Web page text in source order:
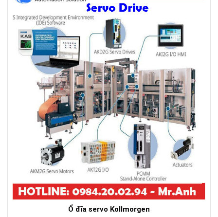
Ổ đĩa servo Kollmorgen